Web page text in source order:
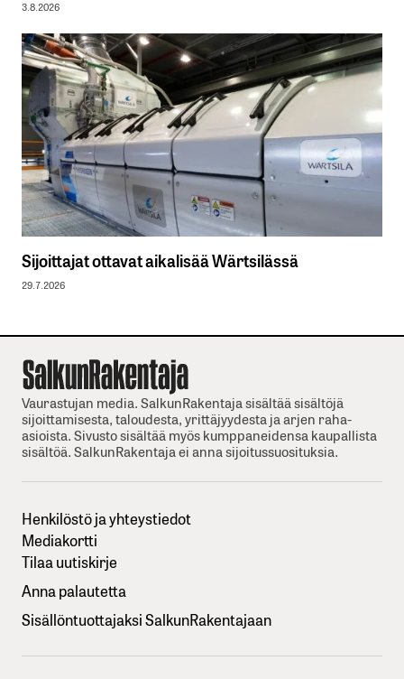
3.8.2026
Sijoittajat ottavat aikalisää Wärtsilässä
29.7.2026
Vaurastujan media. SalkunRakentaja sisältää sisältöjä
sijoittamisesta, taloudesta, yrittäjyydesta ja arjen raha-
asioista. Sivusto sisältää myös kumppaneidensa kaupallista
sisältöä. SalkunRakentaja ei anna sijoitussuosituksia.
Henkilöstö ja yhteystiedot
Mediakortti
Tilaa uutiskirje
Anna palautetta
Sisällöntuottajaksi SalkunRakentajaan